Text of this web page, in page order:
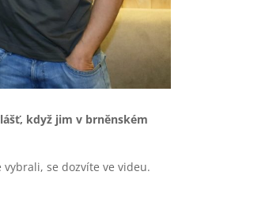
když jim v brněnském
se dozvíte ve videu.